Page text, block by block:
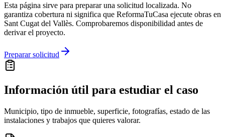
Esta página sirve para preparar una solicitud localizada. No
garantiza cobertura ni significa que ReformaTuCasa ejecute obras en
Sant Cugat del Vallès. Comprobaremos disponibilidad antes de
derivar el proyecto.
Preparar solicitud
Información útil para estudiar el caso
Municipio, tipo de inmueble, superficie, fotografías, estado de las
instalaciones y trabajos que quieres valorar.